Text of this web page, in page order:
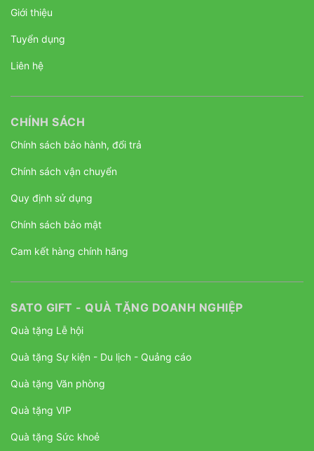
Giới thiệu
Tuyển dụng
Liên hệ
CHÍNH SÁCH
Chính sách bảo hành, đổi trả
Chính sách vận chuyển
Quy định sử dụng
Chính sách bảo mật
Cam kết hàng chính hãng
SATO GIFT - QUÀ TẶNG DOANH NGHIỆP
Quà tặng Lễ hội
Quà tặng Sự kiện - Du lịch - Quảng cáo
Quà tặng Văn phòng
Quà tặng VIP
Quà tặng Sức khoẻ